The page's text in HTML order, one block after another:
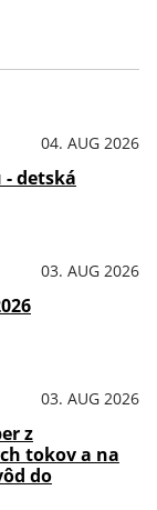
04. AUG 2026
detská
03. AUG 2026
03. AUG 2026
z
tokov a na
do